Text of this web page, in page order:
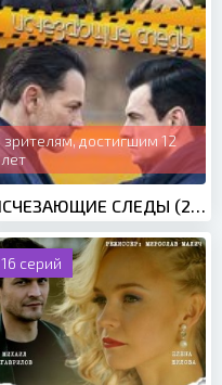
зрителям, достигшим 12
лет
ИСЧЕЗАЮЩИЕ СЛЕДЫ (2020)
16 серий